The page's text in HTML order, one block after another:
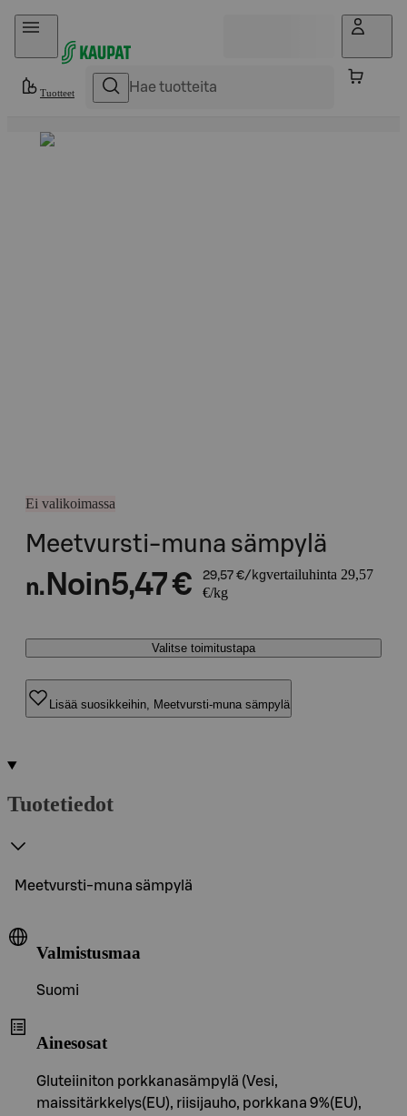
Hyppää sisältöön
Tuotteet
Ei valikoimassa
Meetvursti-muna sämpylä
n. Noin5,47 € 29,57 €/kgvertailuhinta 29,57
€/kg
Valitse toimitustapa
Lisää suosikkeihin, Meetvursti-muna sämpylä
Tuotetiedot
Meetvursti-muna sämpylä
Valmistusmaa
Suomi
Ainesosat
Gluteiiniton porkkanasämpylä (Vesi,
maissitärkkelys(EU), riisijauho, porkkana 9%(EU),